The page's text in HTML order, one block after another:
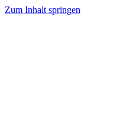
Zum Inhalt springen